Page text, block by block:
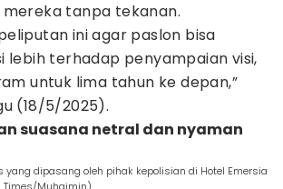
tanpa tekanan.
ini agar paslon bisa
lebih terhadap penyampaian visi,
untuk lima tahun ke depan,”
(18/5/2025).
suasana netral dan nyaman
yang dipasang oleh pihak kepolisian di Hotel Emersia